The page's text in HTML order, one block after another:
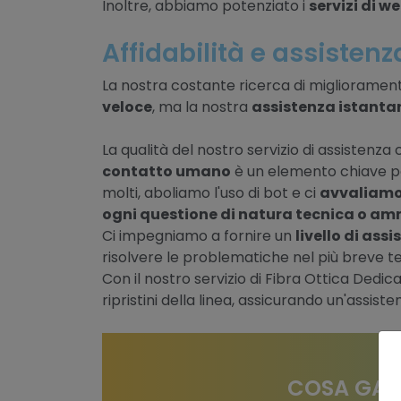
Inoltre, abbiamo potenziato i servizi di
Affidabilità e
La nostra costante ricerca di
veloce, ma la nostra assistenza
La qualità del nostro servizio di assistenza
contatto umano è un elemento chiave
molti, aboliamo l'uso di bot e ci
ogni questione di natura tecnica o
Ci impegniamo a fornire un livello di
risolvere le problematiche nel più breve
Con il nostro servizio di Fibra Ottica
ripristini della linea, assicurando
COSA